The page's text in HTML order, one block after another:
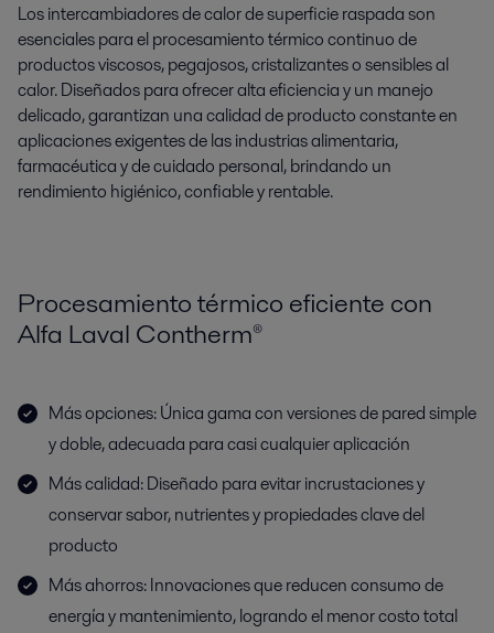
Los intercambiadores de calor de superficie raspada son
esenciales para el procesamiento térmico continuo de
productos viscosos, pegajosos, cristalizantes o sensibles al
calor. Diseñados para ofrecer alta eficiencia y un manejo
delicado, garantizan una calidad de producto constante en
aplicaciones exigentes de las industrias alimentaria,
farmacéutica y de cuidado personal, brindando un
rendimiento higiénico, confiable y rentable.
Procesamiento térmico eficiente con
Alfa Laval Contherm®
Más opciones: Única gama con versiones de pared simple
y doble, adecuada para casi cualquier aplicación
Más calidad: Diseñado para evitar incrustaciones y
conservar sabor, nutrientes y propiedades clave del
producto
Más ahorros: Innovaciones que reducen consumo de
energía y mantenimiento, logrando el menor costo total